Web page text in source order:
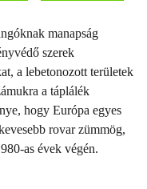
manapság
szerek
a lebetonozott területek
a táplálék
hogy Európa egyes
rovar zümmög,
as évek végén.